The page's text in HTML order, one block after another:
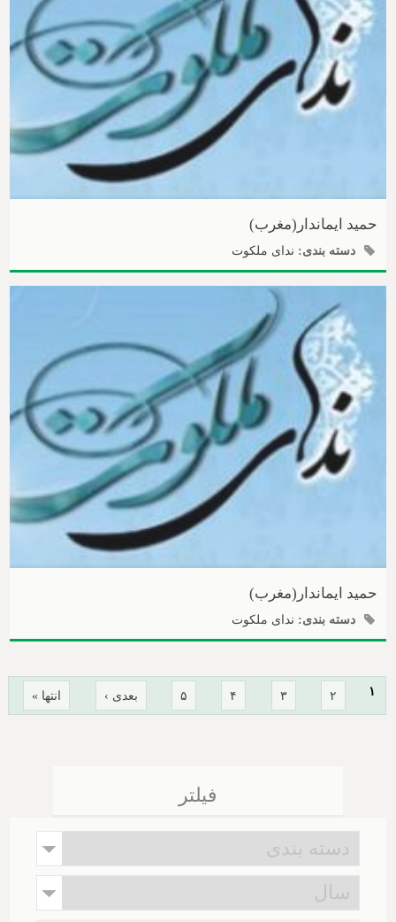
حمید ایماندار(مغرب)
دسته بندی: ندای ملکوت
حمید ایماندار(مغرب)
دسته بندی: ندای ملکوت
صفحه‌ها
۱ ۲ ۳ ۴ ۵ بعدی › انتها »
فیلتر